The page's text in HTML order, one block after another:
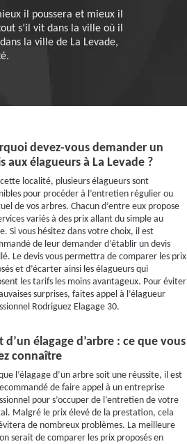
il poussera et mieux il
s’il vit dans la ville où il
la ville de La Levade,
devez-vous demander un
aux élagueurs à La Levade ?
localité, plusieurs élagueurs sont
pour procéder à l’entretien régulier ou
de vos arbres. Chacun d’entre eux propose
variés à des prix allant du simple au
Si vous hésitez dans votre choix, il est
de leur demander d’établir un devis
Le devis vous permettra de comparer les prix
et d’écarter ainsi les élagueurs qui
les tarifs les moins avantageux. Pour éviter
surprises, faites appel à l’élagueur
Rodriguez Elagage 30.
d’un élagage d’arbre : ce que vous
connaître
l’élagage d’un arbre soit une réussite, il est
de faire appel à un entreprise
pour s’occuper de l’entretien de votre
Malgré le prix élevé de la prestation, cela
de nombreux problèmes. La meilleure
serait de comparer les prix proposés en